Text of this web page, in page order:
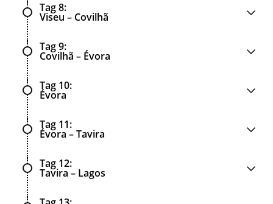
Tag 8
Viseu – Covilhã
Tag 9
Covilhã – Évora
Tag 10
Évora
Tag 11
Évora – Tavira
Tag 12
Tavira – Lagos